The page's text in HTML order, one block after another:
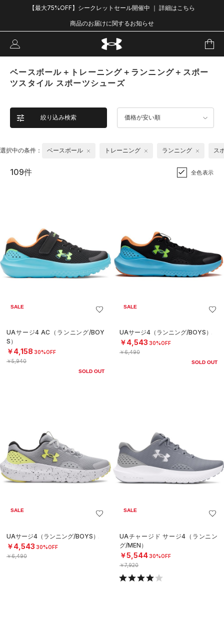
【最大75%OFF】シークレットセール開催中 ｜ 詳細はこちら
商品のお届けに関するお知らせ
ベースボール＋トレーニング＋ランニング＋スポー
ツスタイル スポーツシューズ
絞り込み検索 価格が安い順
選択中の条件： ベースボール トレーニング ランニング ス
109件 全色表示
SALE
UAサージ4 AC（ランニング/BOY
S）
￥4,158 30%OFF
￥5,940
SOLD OUT
SALE
UAサージ4（ランニング/BOYS）
￥4,543 30%OFF
￥6,490
SOLD OUT
SALE
UAサージ4（ランニング/BOYS）
￥4,543 30%OFF
￥6,490
SALE
UAチャージド サージ4（ランニン
グ/MEN）
￥5,54430%OFF
￥7,920